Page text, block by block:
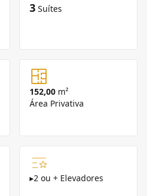
3 Suítes
152,00 m²
Área Privativa
▸2 ou + Elevadores